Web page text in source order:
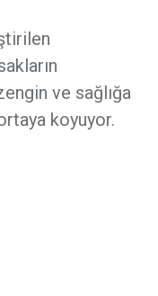
ve sağlığa
ortaya koyuyor.